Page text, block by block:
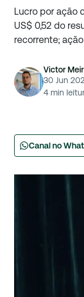
Lucro por ação
US$ 0,52 do
recorrente;
Victor
30 Jun
4min
Canal no